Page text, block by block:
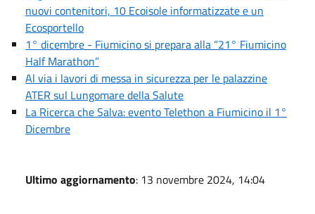
nuovi contenitori, 10 Ecoisole informatizzate e un
Ecosportello
1° dicembre - Fiumicino si prepara alla “21° Fiumicino
Half Marathon”
Al via i lavori di messa in sicurezza per le palazzine
ATER sul Lungomare della Salute
La Ricerca che Salva: evento Telethon a Fiumicino il 1°
Dicembre
Ultimo aggiornamento: 13 novembre 2024, 14:04